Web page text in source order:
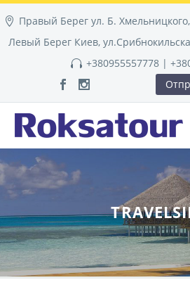
Правый Берег ул. Б.
Левый Берег Киев,
+380955557778 |